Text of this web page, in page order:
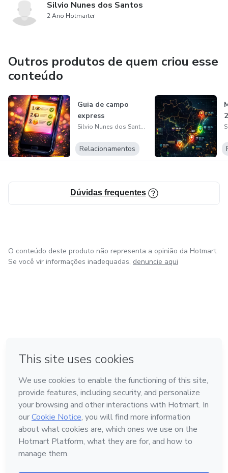
Silvio Nunes dos Santos
2 Ano Hotmarter
Outros produtos de quem criou esse
conteúdo
Guia de campo
express
Silvio Nunes dos Santos
Relacionamentos
Dúvidas frequentes
O conteúdo deste produto não representa a opinião da Hotmart.
Se você vir informações inadequadas, denuncie aqui
Feito com ❤ na Cidade do México
Conheça a Hotmart
Idioma
Português